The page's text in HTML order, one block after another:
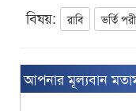
বিষয়: রাবি ভর্তি
আপনার মূল্যবান